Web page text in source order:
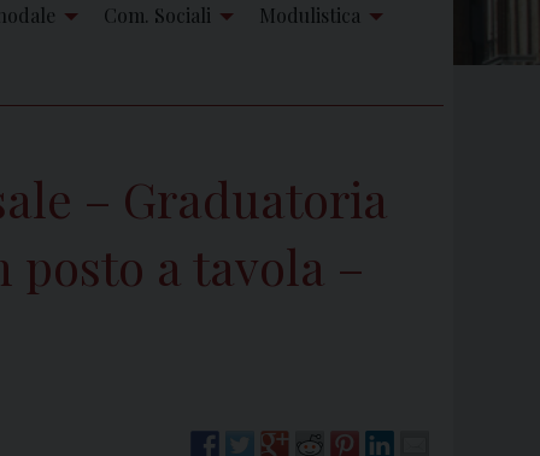
Com. Sociali Modulistica
– Graduatoria
posto a tavola –